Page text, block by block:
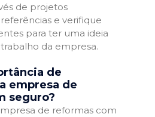
de projetos
e verifique
para ter uma ideia
da empresa.
de
empresa de
seguro?
de reformas com